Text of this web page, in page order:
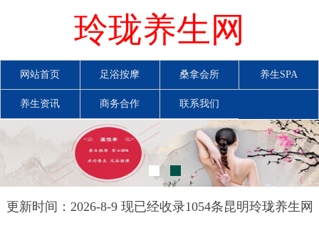
玲珑养生网
网站首页 足浴按摩 桑拿会所 养生SPA
养生资讯 商务合作 联系我们
更新时间：2026-8-9 现已经收录1054条昆明玲珑养生网